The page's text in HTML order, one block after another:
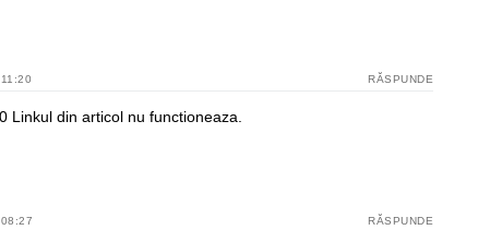
RĂSPUNDE
Linkul din articol nu functioneaza.
RĂSPUNDE